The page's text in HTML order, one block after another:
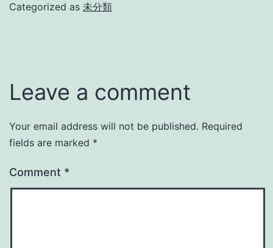
Categorized as 未分類
Leave a comment
Your email address will not be published. Required
fields are marked *
Comment *